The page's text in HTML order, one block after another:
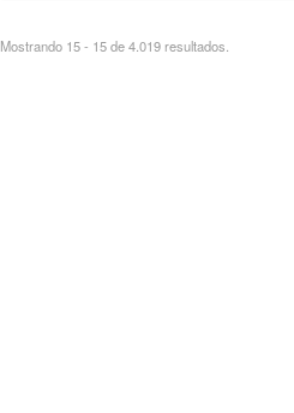
Mostrando 15 - 15 de 4.019 resultados.